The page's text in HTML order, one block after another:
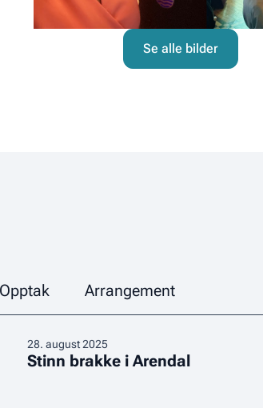
Se alle bilder
Opptak Arrangement
28. august 2025
Stinn brakke i Arendal
Stinn
brakke